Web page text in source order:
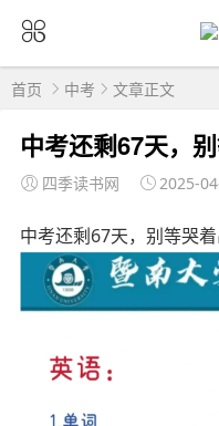
首页 中考 文章正文
中考还剩67天，
四季读书网 2025-
中考还剩67天，别等哭着